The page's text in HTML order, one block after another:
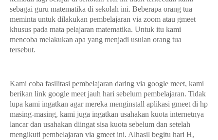
sebagai guru matematika di sekolah ini. Beberapa orang tua
meminta untuk dilakukan pembelajaran via zoom atau gmeet
khusus pada mata pelajaran matematika. Untuk itu kami
mencoba melakukan apa yang menjadi usulan orang tua
tersebut.
Kami coba fasilitasi pembelajaran daring via google meet, kami
berikan link google meet jauh hari sebelum pembelajaran. Tidak
lupa kami ingatkan agar mereka menginstall aplikasi gmeet di hp
masing-masing, kami juga ingatkan usahakan kuota internetnya
lancar dan usahakan diingat sisa kuota sebelum dan setelah
mengikuti pembelajaran via gmeet ini. Alhasil begitu hari H,